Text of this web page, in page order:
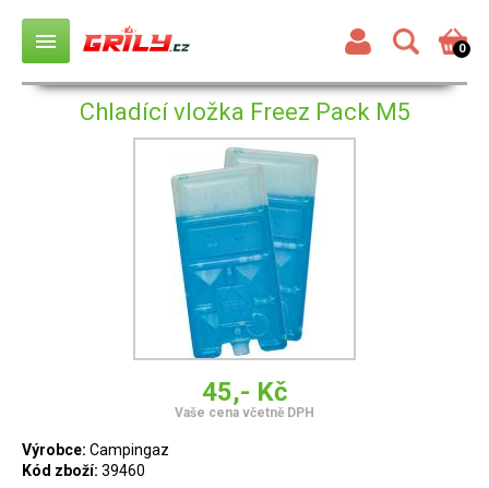
0
menu
Chladící vložka Freez Pack M5
45,- Kč
Vaše cena včetně DPH
Výrobce: Campingaz
Kód zboží: 39460